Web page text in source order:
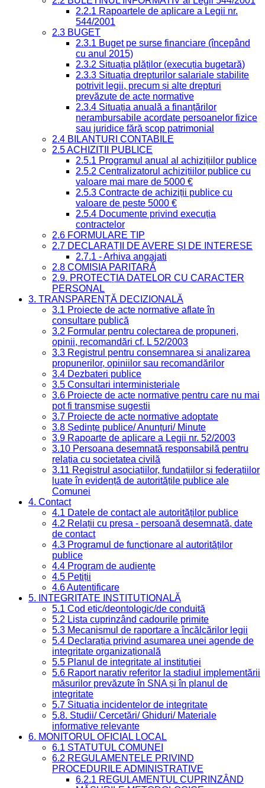
2.2.1 Rapoartele de aplicare a Legii nr.
544/2001
2.3 BUGET
2.3.1 Buget pe surse financiare (începând
cu anul 2015)
2.3.2 Situația plăților (execuția bugetară)
2.3.3 Situația drepturilor salariale stabilite
potrivit legii, precum și alte drepturi
prevăzute de acte normative
2.3.4 Situația anuală a finanțărilor
nerambursabile acordate persoanelor fizice
sau juridice fără scop patrimonial
2.4 BILANȚURI CONTABILE
2.5 ACHIZIȚII PUBLICE
2.5.1 Programul anual al achizițiilor publice
2.5.2 Centralizatorul achizițiilor publice cu
valoare mai mare de 5000 €
2.5.3 Contracte de achiziții publice cu
valoare de peste 5000 €
2.5.4 Documente privind execuția
contractelor
2.6 FORMULARE TIP
2.7 DECLARAȚII DE AVERE ȘI DE INTERESE
2.7.1 - Arhiva angajati
2.8 COMISIA PARITARĂ
2.9. PROTECȚIA DATELOR CU CARACTER
PERSONAL
3. TRANSPARENȚĂ DECIZIONALĂ
3.1 Proiecte de acte normative aflate în
consultare publică
3.2 Formular pentru colectarea de propuneri,
opinii, recomandări cf. L 52/2003
3.3 Registrul pentru consemnarea și analizarea
propunerilor, opiniilor sau recomandărilor
3.4 Dezbateri publice
3.5 Consultari interministeriale
3.6 Proiecte de acte normative pentru care nu mai
pot fi transmise sugestii
3.7 Proiecte de acte normative adoptate
3.8 Ședințe publice/ Anunțuri/ Minute
3.9 Rapoarte de aplicare a Legii nr. 52/2003
3.10 Persoana desemnată responsabilă pentru
relația cu societatea civilă
3.11 Registrul asociațiilor, fundațiilor și federațiilor
luate în evidență de autoritățile publice ale
Comunei
4. Contact
4.1 Datele de contact ale autorităților publice
4.2 Relații cu presa - persoană desemnată, date
de contact
4.3 Programul de funcționare al autorităților
publice
4.4 Program de audiențe
4.5 Petiții
4.6 Autentificare
5. INTEGRITATE INSTITUȚIONALĂ
5.1 Cod etic/deontologic/de conduită
5.2 Lista cuprinzând cadourile primite
5.3 Mecanismul de raportare a încălcărilor legii
5.4 Declarația privind asumarea unei agende de
integritate organizațională
5.5 Planul de integritate al instituției
5.6 Raport narativ referitor la stadiul implementării
măsurilor prevăzute în SNA și în planul de
integritate
5.7 Situația incidentelor de integritate
5.8. Studii/ Cercetări/ Ghiduri/ Materiale
informative relevante
6. MONITORUL OFICIAL LOCAL
6.1 STATUTUL COMUNEI
6.2 REGULAMENTELE PRIVIND
PROCEDURILE ADMINISTRATIVE
6.2.1 REGULAMENTUL CUPRINZÂND